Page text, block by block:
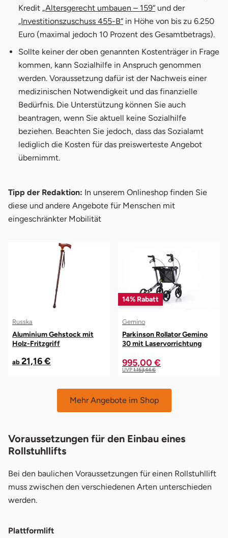
Kredit „Altersgerecht umbauen – 159“ und der
„Investitionszuschuss 455-B“ in Höhe von bis zu 6.250
Euro (maximal jedoch 10 Prozent des Gesamtbetrags).
Sollte keiner der oben genannten Kostenträger in Frage
kommen, kann Sozialhilfe in Anspruch genommen
werden. Voraussetzung dafür ist der Nachweis einer
medizinischen Notwendigkeit und das finanzielle
Bedürfnis. Die Unterstützung können Sie auch
beantragen, wenn Sie aktuell keine Sozialhilfe
beziehen. Beachten Sie jedoch, dass das Sozialamt
lediglich die Kosten für das preiswerteste Angebot
übernimmt.
Tipp der Redaktion: In unserem Onlineshop finden Sie
diese und andere Angebote für Menschen mit
eingeschränkter Mobilität
Russka
Aluminium Gehstock mit
Holz-Fritzgriff
ab 21,16 €
14% Rabatt
Gemino
Parkinson Rollator Gemino
30 mit Laservorrichtung
995,00 €
UVP1.153,44 €
Mehr Angebote im Shop
Voraussetzungen für den Einbau eines
Rollstuhllifts
Bei den baulichen Voraussetzungen für einen Rollstuhllift
muss zwischen den verschiedenen Arten unterschieden
werden.
Plattformlift